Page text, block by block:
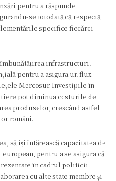
pentru a răspunde
se totodată că respectă
specifice fiecărei
infrastructurii
pentru a asigura un flux
Mercosur. Investițiile în
pot diminua costurile de
produselor, crescând astfel
români.
să își întărească capacitatea de
pentru a se asigura că
în cadrul politicii
cu alte state membre și